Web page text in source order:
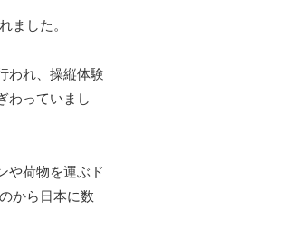
ました。
われ、操縦体験
わっていまし
や荷物を運ぶド
から日本に数